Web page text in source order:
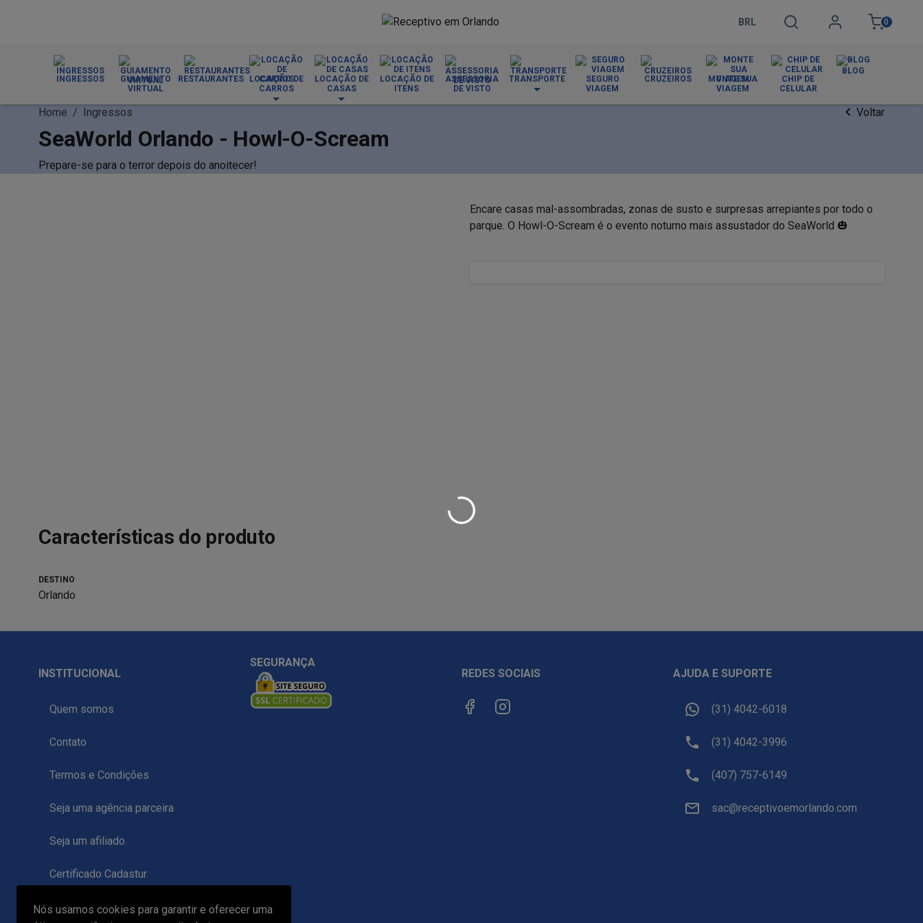
BRL 0
INGRESSOS
GUIAMENTO
VIRTUAL
RESTAURANTES
LOCAÇÃO DE
CARROS
LOCAÇÃO DE
CASAS
LOCAÇÃO DE
ITENS
ASSESSORIA
DE VISTO
TRANSPORTE
SEGURO
VIAGEM
CRUZEIROS
MONTE SUA
VIAGEM
CHIP DE
CELULAR
BLOG
Home / Ingressos Voltar
SeaWorld Orlando - Howl-O-Scream
Prepare-se para o terror depois do anoitecer!
Encare casas mal-assombradas, zonas de susto e surpresas arrepiantes por todo o
parque. O Howl-O-Scream é o evento noturno mais assustador do SeaWorld 🎃
Características do produto
DESTINO
Orlando
INSTITUCIONAL
Quem somos
Contato
Termos e Condições
Seja uma agência parceira
Seja um afiliado
Certificado Cadastur
Reclame Aqui
SEGURANÇA
REDES SOCIAIS
AJUDA E SUPORTE
(31) 4042-6018
(31) 4042-3996
(407) 757-6149
sac@receptivoemorlando.com
Nós usamos cookies para garantir e oferecer uma